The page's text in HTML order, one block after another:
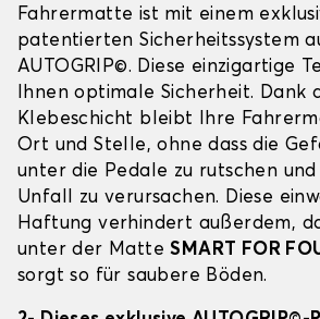
Fahrermatte ist mit einem
patentierten Sicherheitssystem
AUTOGRIP©. Diese einzigartige
Ihnen optimale Sicherheit. Dank
Klebeschicht bleibt Ihre
Ort und Stelle, ohne dass die
unter die Pedale zu rutschen
Unfall zu verursachen. Diese
Haftung verhindert außerdem,
unter der MatteSMART FOR
sorgt so für saubere Böden.